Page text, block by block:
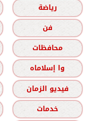
رياضة
فن
محافظات
وا إسلاماه
فيديو الزمان
خدمات